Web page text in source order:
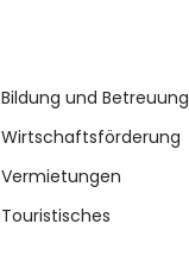
Bildung und Betreuung
Wirtschaftsförderung
Vermietungen
Touristisches